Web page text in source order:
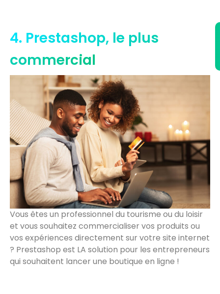
4. Prestashop, le plus
commercial
Vous êtes un professionnel du tourisme ou du loisir
et vous souhaitez commercialiser vos produits ou
vos expériences directement sur votre site internet
? Prestashop est LA solution pour les entrepreneurs
qui souhaitent lancer une boutique en ligne !